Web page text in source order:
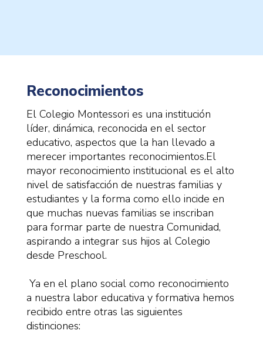
Reconocimientos
El Colegio Montessori es una institución
líder, dinámica, reconocida en el sector
educativo, aspectos que la han llevado a
merecer importantes reconocimientos.El
mayor reconocimiento institucional es el alto
nivel de satisfacción de nuestras familias y
estudiantes y la forma como ello incide en
que muchas nuevas familias se inscriban
para formar parte de nuestra Comunidad,
aspirando a integrar sus hijos al Colegio
desde Preschool.
Ya en el plano social como reconocimiento
a nuestra labor educativa y formativa hemos
recibido entre otras las siguientes
distinciones: